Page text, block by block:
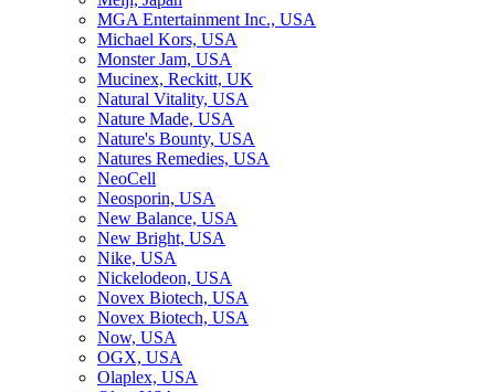
MGA Entertainment Inc., USA
Michael Kors, USA
Monster Jam, USA
Mucinex, Reckitt, UK
Natural Vitality, USA
Nature Made, USA
Nature's Bounty, USA
Natures Remedies, USA
NeoCell
Neosporin, USA
New Balance, USA
New Bright, USA
Nike, USA
Niсkelodeon, USA
Novex Biotech, USA
Novex Biotech, USA
Now, USA
OGX, USA
Olaplex, USA